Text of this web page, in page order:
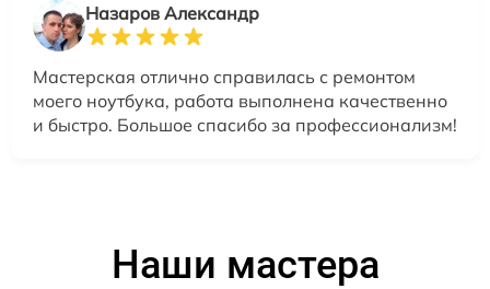
Назаров Александр
Мастерская отлично справилась с ремонтом
моего ноутбука, работа выполнена качественно
и быстро. Большое спасибо за профессионализм!
Наши мастера